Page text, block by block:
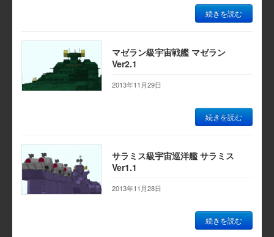
続きを読む
マゼラン級宇宙戦艦 マゼラン
Ver2.1
2013年11月29日
続きを読む
サラミス級宇宙巡洋艦 サラミス
Ver1.1
2013年11月28日
続きを読む